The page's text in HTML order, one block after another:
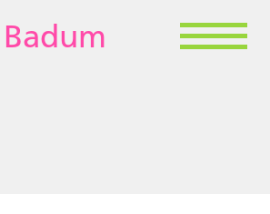
Badum